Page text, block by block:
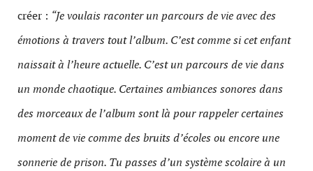
créer : “Je voulais raconter un parcours de vie avec des
émotions à travers tout l’album. C’est comme si cet enfant
naissait à l’heure actuelle. C’est un parcours de vie dans
un monde chaotique. Certaines ambiances sonores dans
des morceaux de l’album sont là pour rappeler certaines
moment de vie comme des bruits d’écoles ou encore une
sonnerie de prison. Tu passes d’un système scolaire à un